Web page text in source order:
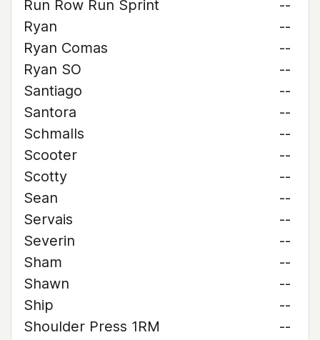
Run Row Run Sprint
--
Ryan
--
Ryan Comas
--
Ryan SO
--
Santiago
--
Santora
--
Schmalls
--
Scooter
--
Scotty
--
Sean
--
Servais
--
Severin
--
Sham
--
Shawn
--
Ship
--
Shoulder Press 1RM
--